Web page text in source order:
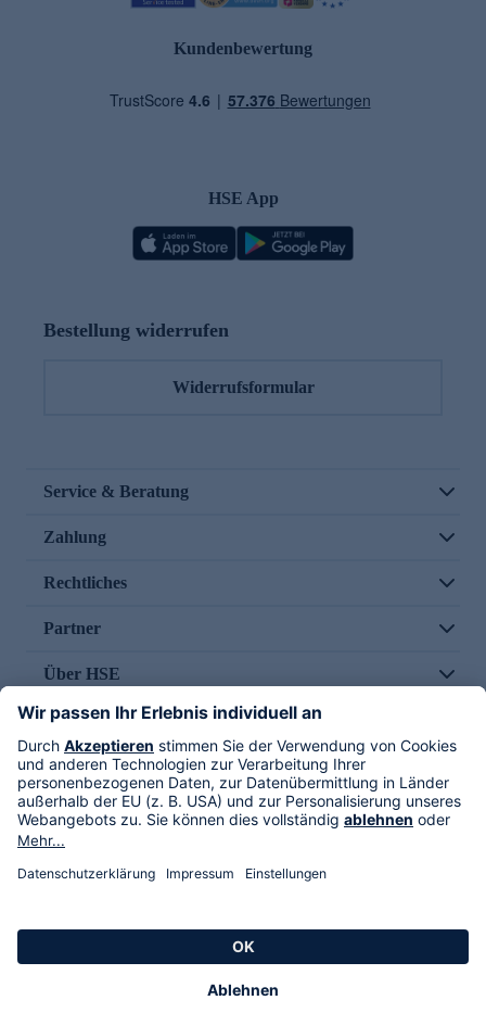
Kundenbewertung
HSE App
Bestellung widerrufen
Widerrufsformular
Service & Beratung
Zahlung
Rechtliches
Partner
Über HSE
Im TV
HSE International